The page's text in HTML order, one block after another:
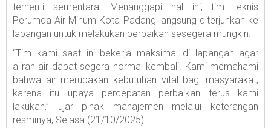
terhenti sementara. Menanggapi hal ini, tim teknis
Perumda Air Minum Kota Padang langsung diterjunkan ke
lapangan untuk melakukan perbaikan sesegera mungkin.
“Tim kami saat ini bekerja maksimal di lapangan agar
aliran air dapat segera normal kembali. Kami memahami
bahwa air merupakan kebutuhan vital bagi masyarakat,
karena itu upaya percepatan perbaikan terus kami
lakukan,” ujar pihak manajemen melalui keterangan
resminya, Selasa (21/10/2025).